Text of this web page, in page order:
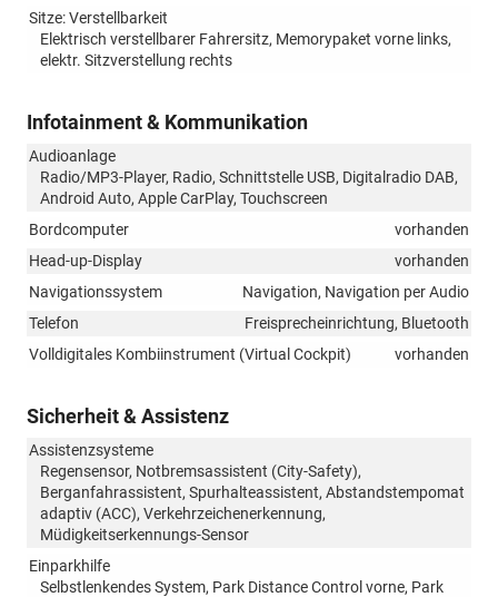
Sitze: Verstellbarkeit
Elektrisch verstellbarer Fahrersitz, Memorypaket vorne links,
elektr. Sitzverstellung rechts
Infotainment & Kommunikation
Audioanlage
Radio/MP3-Player, Radio, Schnittstelle USB, Digitalradio DAB,
Android Auto, Apple CarPlay, Touchscreen
Bordcomputer
vorhanden
Head-up-Display
vorhanden
Navigationssystem
Navigation, Navigation per Audio
Telefon
Freisprecheinrichtung, Bluetooth
Volldigitales Kombiinstrument (Virtual Cockpit)
vorhanden
Sicherheit & Assistenz
Assistenzsysteme
Regensensor, Notbremsassistent (City-Safety),
Berganfahrassistent, Spurhalteassistent, Abstandstempomat
adaptiv (ACC), Verkehrzeichenerkennung,
Müdigkeitserkennungs-Sensor
Einparkhilfe
Selbstlenkendes System, Park Distance Control vorne, Park